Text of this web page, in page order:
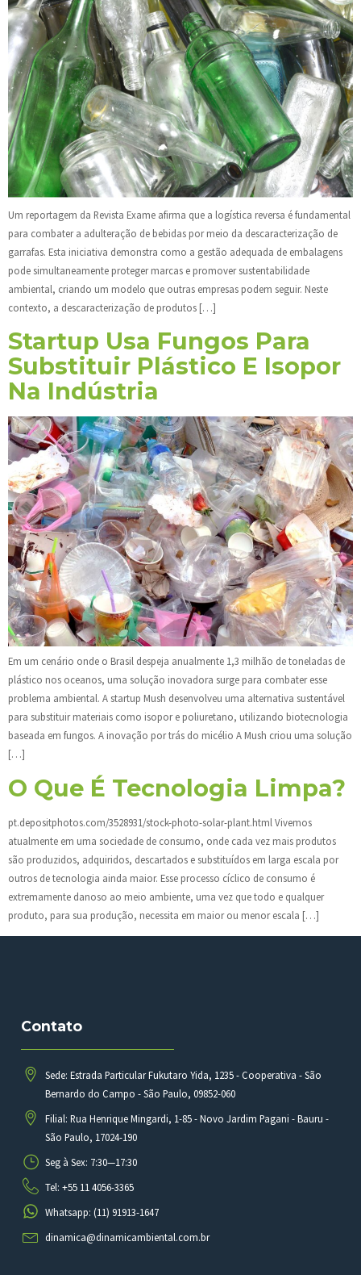
Um reportagem da Revista Exame afirma que a logística reversa é fundamental
para combater a adulteração de bebidas por meio da descaracterização de
garrafas. Esta iniciativa demonstra como a gestão adequada de embalagens
pode simultaneamente proteger marcas e promover sustentabilidade
ambiental, criando um modelo que outras empresas podem seguir. Neste
contexto, a descaracterização de produtos […]
Startup Usa Fungos Para
Substituir Plástico E Isopor
Na Indústria
Em um cenário onde o Brasil despeja anualmente 1,3 milhão de toneladas de
plástico nos oceanos, uma solução inovadora surge para combater esse
problema ambiental. A startup Mush desenvolveu uma alternativa sustentável
para substituir materiais como isopor e poliuretano, utilizando biotecnologia
baseada em fungos. A inovação por trás do micélio A Mush criou uma solução
[…]
O Que É Tecnologia Limpa?
pt.depositphotos.com/3528931/stock-photo-solar-plant.html Vivemos
atualmente em uma sociedade de consumo, onde cada vez mais produtos
são produzidos, adquiridos, descartados e substituídos em larga escala por
outros de tecnologia ainda maior. Esse processo cíclico de consumo é
extremamente danoso ao meio ambiente, uma vez que todo e qualquer
produto, para sua produção, necessita em maior ou menor escala […]
Contato
Sede: Estrada Particular Fukutaro Yida, 1235 - Cooperativa - São
Bernardo do Campo - São Paulo, 09852-060
Filial: Rua Henrique Mingardi, 1-85 - Novo Jardim Pagani - Bauru -
São Paulo, 17024-190
Seg à Sex: 7:30—17:30
Tel: +55 11 4056-3365
Whatsapp: (11) 91913-1647
dinamica@dinamicambiental.com.br